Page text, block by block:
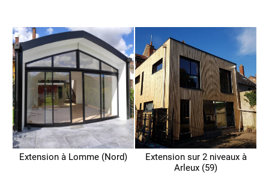
Extension à Lomme (Nord)
Extension sur 2 niveaux à
Arleux (59)